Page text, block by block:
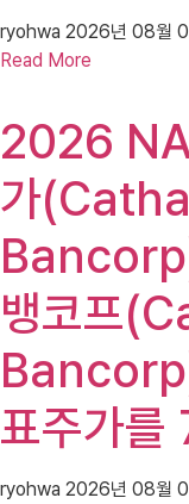
ryohwa 2026년 08월
Read More
2026
가
뱅코프
표주가를
ryohwa 2026년 08월